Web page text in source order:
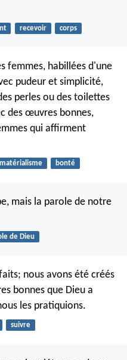
recevoir corps
femmes, habillées d'une
pudeur et simplicité,
perles ou des toilettes
des œuvres bonnes,
qui affirment
matérialisme bonté
mais la parole de notre
de Dieu
nous avons été créés
bonnes que Dieu a
les pratiquions.
suivre